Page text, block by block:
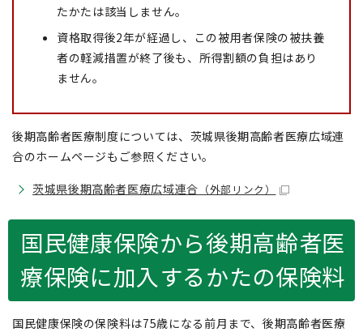
たかたは該当しません。
資格取得後2年が経過し、この被用者保険の被扶養
者の軽減措置が終了後も、所得割額の負担はあり
ません。
後期高齢者医療制度については、茨城県後期高齢者医療広域連
合のホームページもご参照ください。
茨城県後期高齢者医療広域連合 （外部リンク）
国民健康保険から後期高齢者医
療保険に加入するかたの保険料
国民健康保険の保険料は75歳になる前月まで、後期高齢者医療